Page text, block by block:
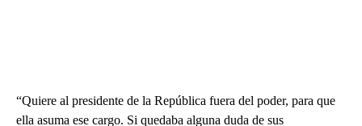
“Quiere al presidente de la República fuera del poder, para que
ella asuma ese cargo. Si quedaba alguna duda de sus